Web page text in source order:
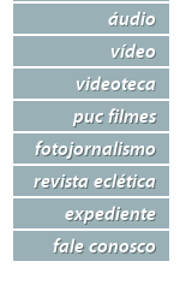
áudio
vídeo
videoteca
puc filmes
fotojornalismo
revista eclética
expediente
fale conosco